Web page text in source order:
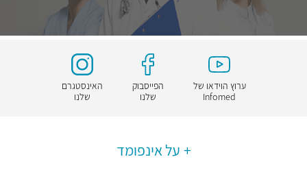
ערוץ הוידאו של
Infomed
הפייסבוק
שלנו
האינסטגרם
שלנו
על אינפומד